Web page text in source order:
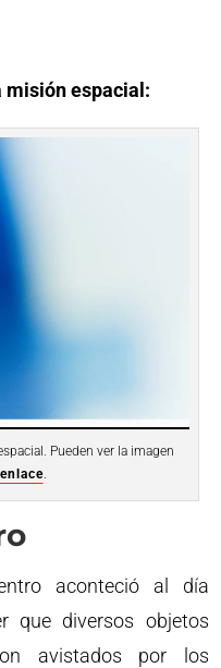
misión espacial:
Pueden ver la imagen
enlace.
aconteció al día
que diversos objetos
avistados por los